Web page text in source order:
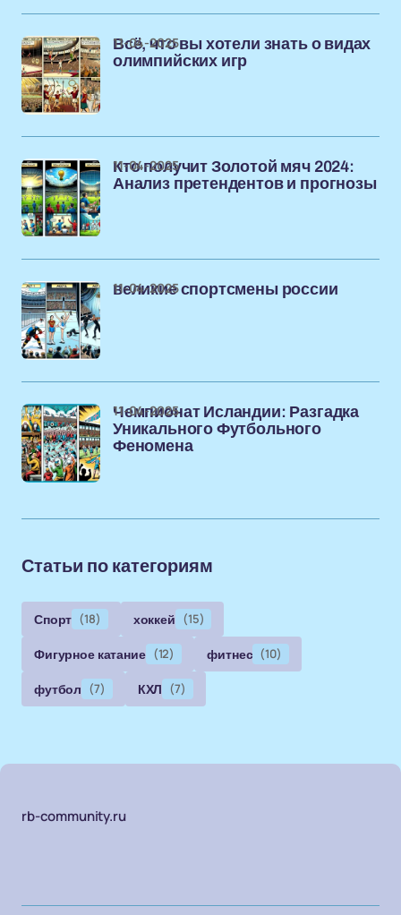
Всё, что вы хотели знать о видах
олимпийских игр
11-04-2025
Кто получит Золотой мяч 2024:
Анализ претендентов и прогнозы
11-04-2025
великие спортсмены россии
11-04-2025
Чемпионат Исландии: Разгадка
Уникального Футбольного
Феномена
11-04-2025
Статьи по категориям
Спорт (18) хоккей (15)
Фигурное катание (12) фитнес (10)
футбол (7) КХЛ (7)
rb-community.ru